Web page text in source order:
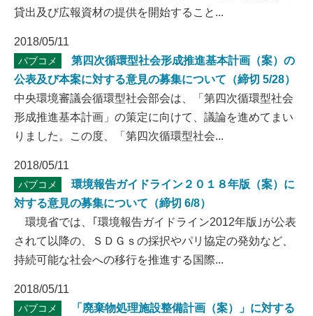
貸出及び広報資材の提供を開始すること...
2018/05/11
パブコメ
第四次循環型社会形成推進基本計画（案）の
公表及び本案に対する意見の募集について（締切 5/28）
中央環境審議会循環型社会部会は、「第四次循環型社会
形成推進基本計画」の策定に向けて、議論を進めてまい
りました。この度、「第四次循環型社会...
2018/05/11
パブコメ
環境報告ガイドライン２０１８年版（案）に
対する意見の募集について（締切 6/8）
環境省では、｢環境報告ガイドライン2012年版｣が公表
されて以降の、ＳＤＧｓの採択やパリ協定の発効など、
持続可能な社会への移行を推進する国際...
2018/05/11
パブコメ
「廃棄物処理施設整備計画（案）」に対する